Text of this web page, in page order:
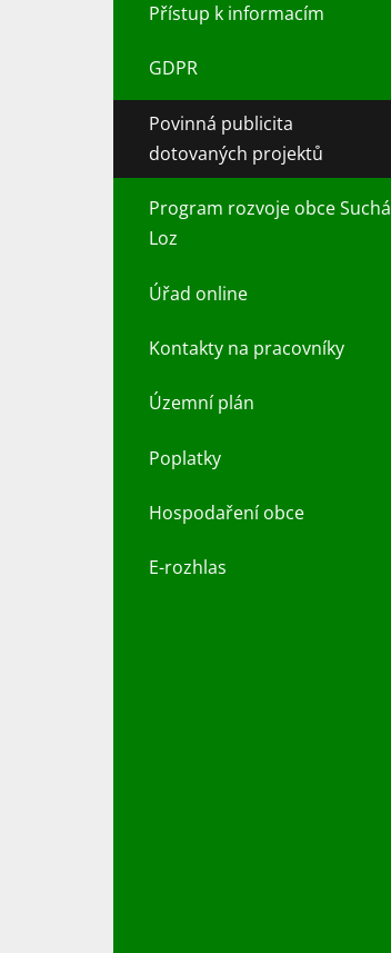
Přístup k informacím
GDPR
Povinná publicita
dotovaných projektů
Program rozvoje obce Suchá
Loz
Úřad online
Kontakty na pracovníky
Územní plán
Poplatky
Hospodaření obce
E-rozhlas